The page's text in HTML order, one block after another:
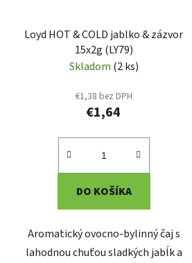
Loyd HOT & COLD jablko & zázvor
15x2g (LY79)
Skladom (2 ks)
€1,38 bez DPH
€1,64
DO KOŠÍKA
Aromatický ovocno-bylinný čaj s
lahodnou chuťou sladkých jabĺk a